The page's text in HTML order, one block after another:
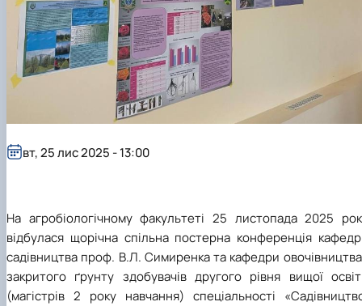
Нагородження гуртка
Захист дипломних робіт магістрів-
гуртківців
Участь гуртківців у І турі Всеукраїнського
конкурсу студентських наукових робіт…
Участь гуртківців у всеукраїнських та
міжнародних наукових заходах
Публікаційна (наукова) активність
Стратегія розвитку студентського
Стара сторінка гуртка
Керівники гуртка
На агробіологічному факультеті 25 листопада 2025
відбулася щорічна спільна постерна конференція
садівництва проф. В.Л. Симиренка та кафедри овочівництва
закритого ґрунту здобувачів другого рівня вищої
(магістрів 2 року навчання) спеціальності
вт, 25 лис 2025 - 13:00